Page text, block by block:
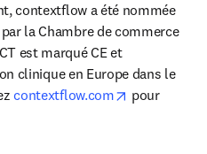
contextflow a été nommée
la Chambre de commerce
est marqué CE et
clinique en Europe dans le
contextflow.com opens in
pour